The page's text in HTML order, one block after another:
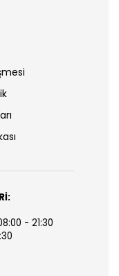
- 21:30